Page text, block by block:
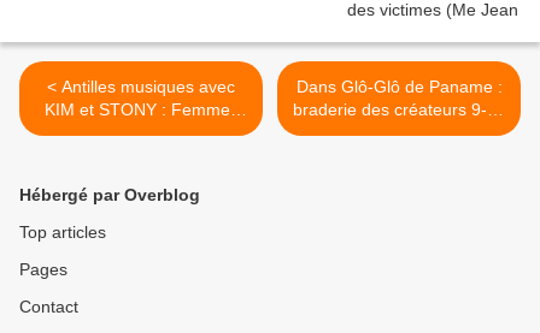
< Antilles musiques avec
KIM et STONY : Femmes
Fatales
Dans Glô-Glô de Paname :
braderie des créateurs 9-10
février Paris >
Hébergé par Overblog
Top articles
Pages
Contact